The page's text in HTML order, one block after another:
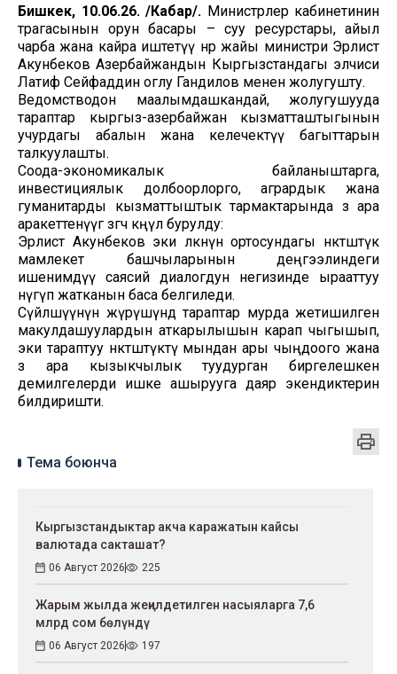
Бишкек, 10.06.26. /Кабар/. Министрлер кабинетинин
төрагасынын орун басары – суу ресурстары, айыл
чарба жана кайра иштетүү өнөр жайы министри Эрлист
Акунбеков Азербайжандын Кыргызстандагы элчиси
Латиф Сейфаддин оглу Гандилов менен жолугушту.
Ведомстводон маалымдашкандай, жолугушууда
тараптар кыргыз-азербайжан кызматташтыгынын
учурдагы абалын жана келечектүү багыттарын
талкуулашты.
Соода-экономикалык байланыштарга,
инвестициялык долбоорлорго, агрардык жана
гуманитарды кызматтыштык тармактарында өз ара
аракеттенүүгө өзгөчө көңүл бурулду:
Эрлист Акунбеков эки өлкөнүн ортосундагы өнөктөштүк
мамлекет башчыларынын деңгээлиндеги
ишенимдүү саясий диалогдун негизинде ырааттуу
өнүгүп жатканын баса белгиледи.
Сүйлөшүүнүн жүрүшүндө тараптар мурда жетишилген
макулдашуулардын аткарылышын карап чыгышып,
эки тараптуу өнөктөштүктү мындан ары чыңдоого жана
өз ара кызыкчылык туудурган биргелешкен
демилгелерди ишке ашырууга даяр экендиктерин
билдиришти.
Тема боюнча
Кыргызстандыктар акча каражатын кайсы
валютада сакташат?
06 Август 2026 225
Жарым жылда жеңилдетилген насыяларга 7,6
млрд сом бөлүндү
06 Август 2026 197